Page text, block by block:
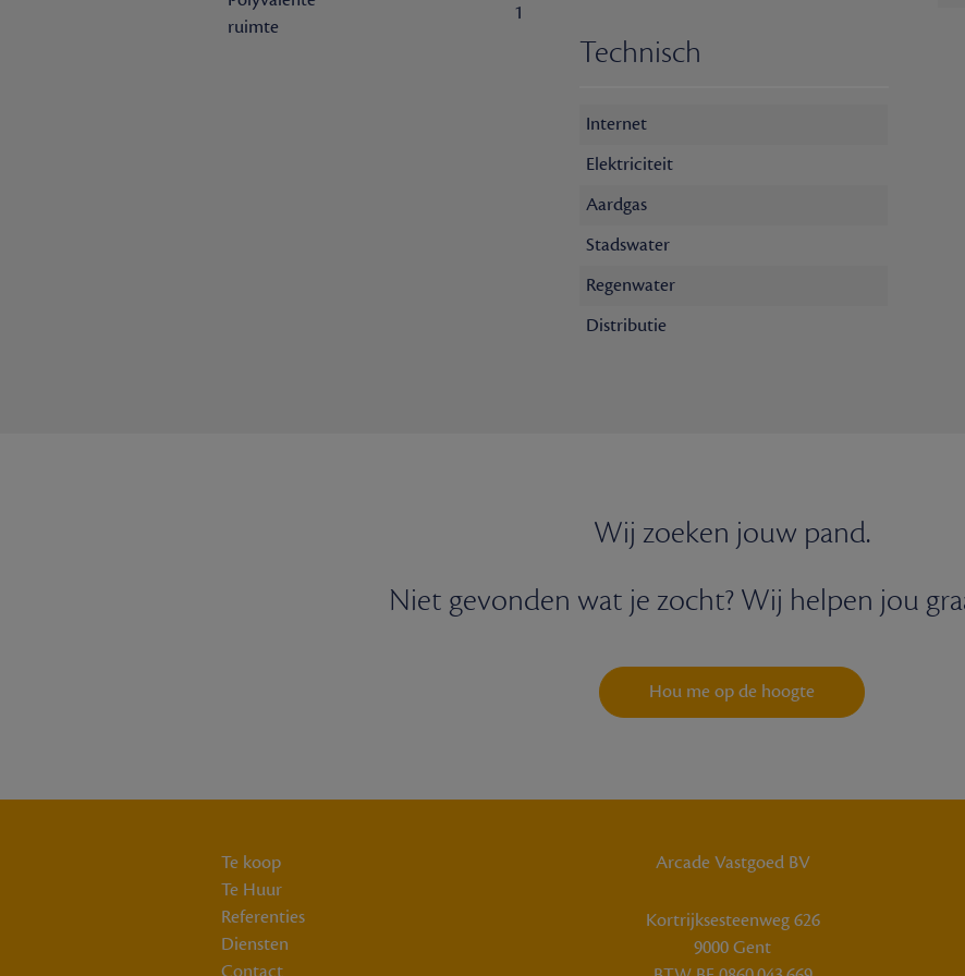
ruimte
1
Technisch
Internet
Elektriciteit
Aardgas
Stadswater
Regenwater
Distributie
Wij zoeken jouw pand.
Niet gevonden wat je zocht? Wij helpen jou
Hou me op de hoogte
Te koop
Te Huur
Referenties
Diensten
Arcade Vastgoed BV
Kortrijksesteenweg 626
9000 Gent